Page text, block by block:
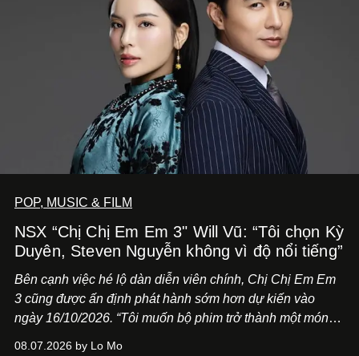
POP, MUSIC & FILM
NSX “Chị Chị Em Em 3" Will Vũ: “Tôi chọn Kỳ
Duyên, Steven Nguyễn không vì độ nổi tiếng”
Bên cạnh việc hé lộ dàn diễn viên chính, Chị Chị Em Em
3 cũng được ấn định phát hành sớm hơn dự kiến vào
ngày 16/10/2026. “Tôi muốn bộ phim trở thành một món
08.07.2026 by Lo Mo